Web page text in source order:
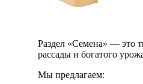
Раздел «Семена» — это
рассады и богатого
Мы предлагаем: